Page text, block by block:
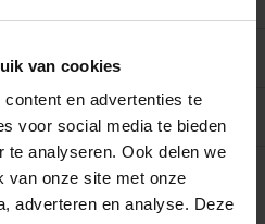
van cookies
en advertenties te
voor social media te bieden
te analyseren. Ook delen we
van onze site met onze
adverteren en analyse. Deze
0/10
per 100 gram
uur besteld, dezelfde dag